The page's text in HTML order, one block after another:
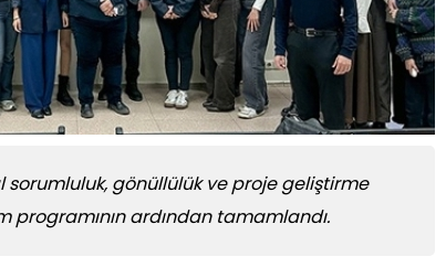
sorumluluk, gönüllülük ve proje geliştirme
ardından tamamlandı.